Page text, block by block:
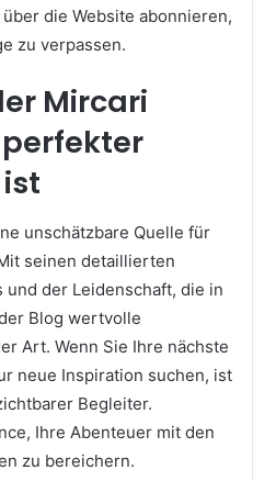
die Website abonnieren,
zu verpassen.
Mircari
unschätzbare Quelle für
seinen detaillierten
der Leidenschaft, die in
Blog wertvolle
Art. Wenn Sie Ihre nächste
neue Inspiration suchen, ist
Begleiter.
Ihre Abenteuer mit den
zu bereichern.